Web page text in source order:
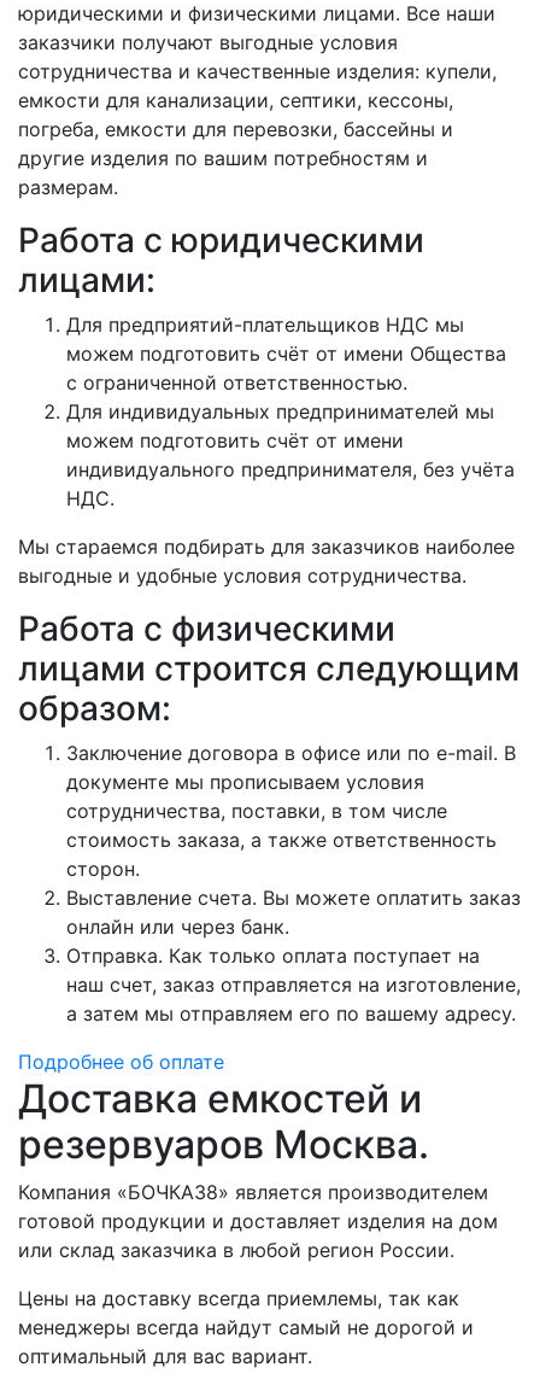
юридическими и физическими лицами. Все наши
заказчики получают выгодные условия
сотрудничества и качественные изделия: купели,
емкости для канализации, септики, кессоны,
погреба, емкости для перевозки, бассейны и
другие изделия по вашим потребностям и
размерам.
Работа с юридическими
лицами:
Для предприятий-плательщиков НДС мы
можем подготовить счёт от имени Общества
с ограниченной ответственностью.
Для индивидуальных предпринимателей мы
можем подготовить счёт от имени
индивидуального предпринимателя, без учёта
НДС.
Мы стараемся подбирать для заказчиков наиболее
выгодные и удобные условия сотрудничества.
Работа с физическими
лицами строится следующим
образом:
Заключение договора в офисе или по e-mail. В
документе мы прописываем условия
сотрудничества, поставки, в том числе
стоимость заказа, а также ответственность
сторон.
Выставление счета. Вы можете оплатить заказ
онлайн или через банк.
Отправка. Как только оплата поступает на
наш счет, заказ отправляется на изготовление,
а затем мы отправляем его по вашему адресу.
Подробнее об оплате
Доставка емкостей и
резервуаров Москва.
Компания «БОЧКА38» является производителем
готовой продукции и доставляет изделия на дом
или склад заказчика в любой регион России.
Цены на доставку всегда приемлемы, так как
менеджеры всегда найдут самый не дорогой и
оптимальный для вас вариант.